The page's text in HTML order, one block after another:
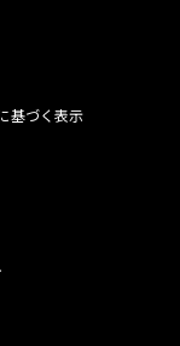
基づく表示